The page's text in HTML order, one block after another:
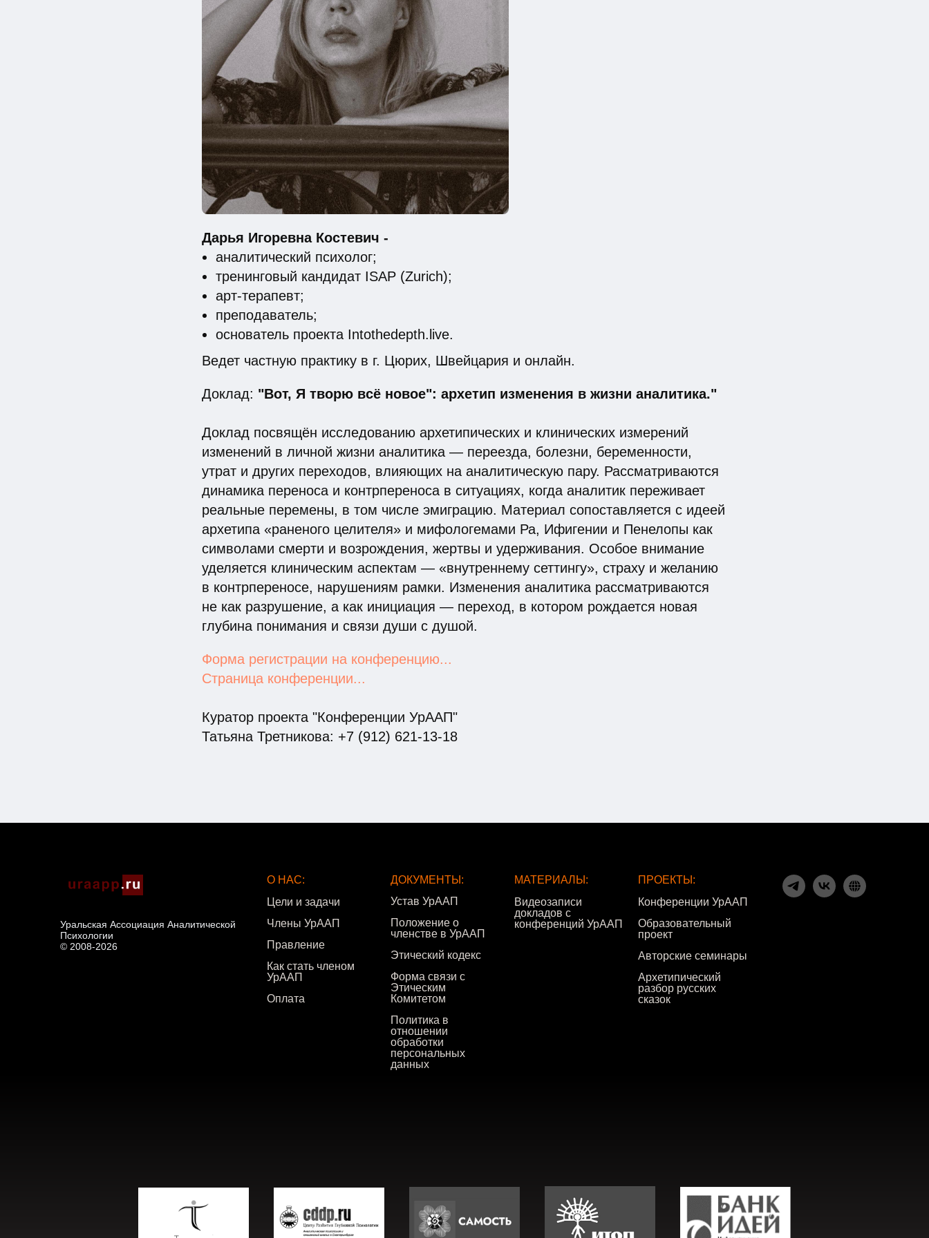
Дарья Игоревна Костевич -
аналитический психолог;
тренинговый кандидат ISAP (Zurich);
арт-терапевт;
преподаватель;
основатель проекта Intothedepth.live.
Ведет частную практику в г. Цюрих, Швейцария и онлайн.
Доклад: "Вот, Я творю всё новое": архетип изменения в жизни аналитика."
Доклад посвящён исследованию архетипических и клинических измерений
изменений в личной жизни аналитика — переезда, болезни, беременности,
утрат и других переходов, влияющих на аналитическую пару. Рассматриваются
динамика переноса и контрпереноса в ситуациях, когда аналитик переживает
реальные перемены, в том числе эмиграцию. Материал сопоставляется с идеей
архетипа «раненого целителя» и мифологемами Ра, Ифигении и Пенелопы как
символами смерти и возрождения, жертвы и удерживания. Особое внимание
уделяется клиническим аспектам — «внутреннему сеттингу», страху и желанию
в контрпереносе, нарушениям рамки. Изменения аналитика рассматриваются
не как разрушение, а как инициация — переход, в котором рождается новая
глубина понимания и связи души с душой.
Форма регистрации на конференцию...
Страница конференции...
Куратор проекта "Конференции УрААП"
Татьяна Третникова: +7 (912) 621-13-18
Уральская Ассоциация Аналитической
Психологии
© 2008-2026
О НАС:
Цели и задачи
Члены УрААП
Правление
Как стать членом
УрААП
Оплата
ДОКУМЕНТЫ:
Устав УрААП
Положение о
членстве в УрААП
Этический кодекс
Форма связи с
Этическим
Комитетом
Политика в
отношении
обработки
персональных
данных
МАТЕРИАЛЫ:
Видеозаписи
докладов с
конференций УрААП
ПРОЕКТЫ:
Конференции УрААП
Образовательный
проект
Авторские семинары
Архетипический
разбор русских
сказок